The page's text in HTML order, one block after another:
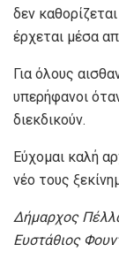
δεν
έρχεται μέσα
Για όλους
υπερήφανοι
διεκδικούν.
Εύχομαι καλή
νέο τους
Δήμαρχος
Ευστάθιος